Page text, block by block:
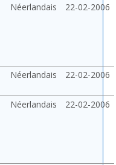
Néerlandais 22-02-2006
Néerlandais 22-02-2006
Néerlandais 22-02-2006